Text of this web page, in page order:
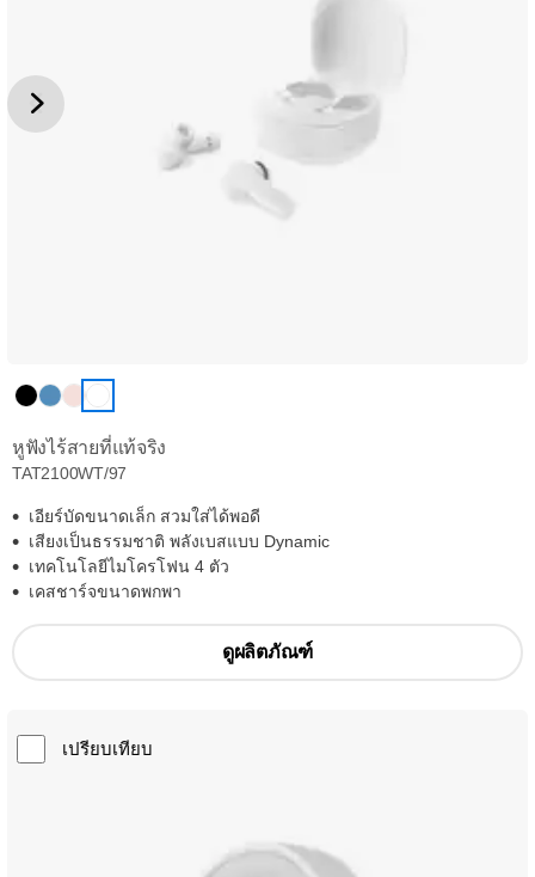
หูฟังไร้สายที่แท้จริง
TAT2100WT/97
เอียร์บัดขนาดเล็ก สวมใส่ได้พอดี
เสียงเป็นธรรมชาติ พลังเบสแบบ Dynamic
เทคโนโลยีไมโครโฟน 4 ตัว
เคสชาร์จขนาดพกพา
ดูผลิตภัณฑ์
เปรียบเทียบ